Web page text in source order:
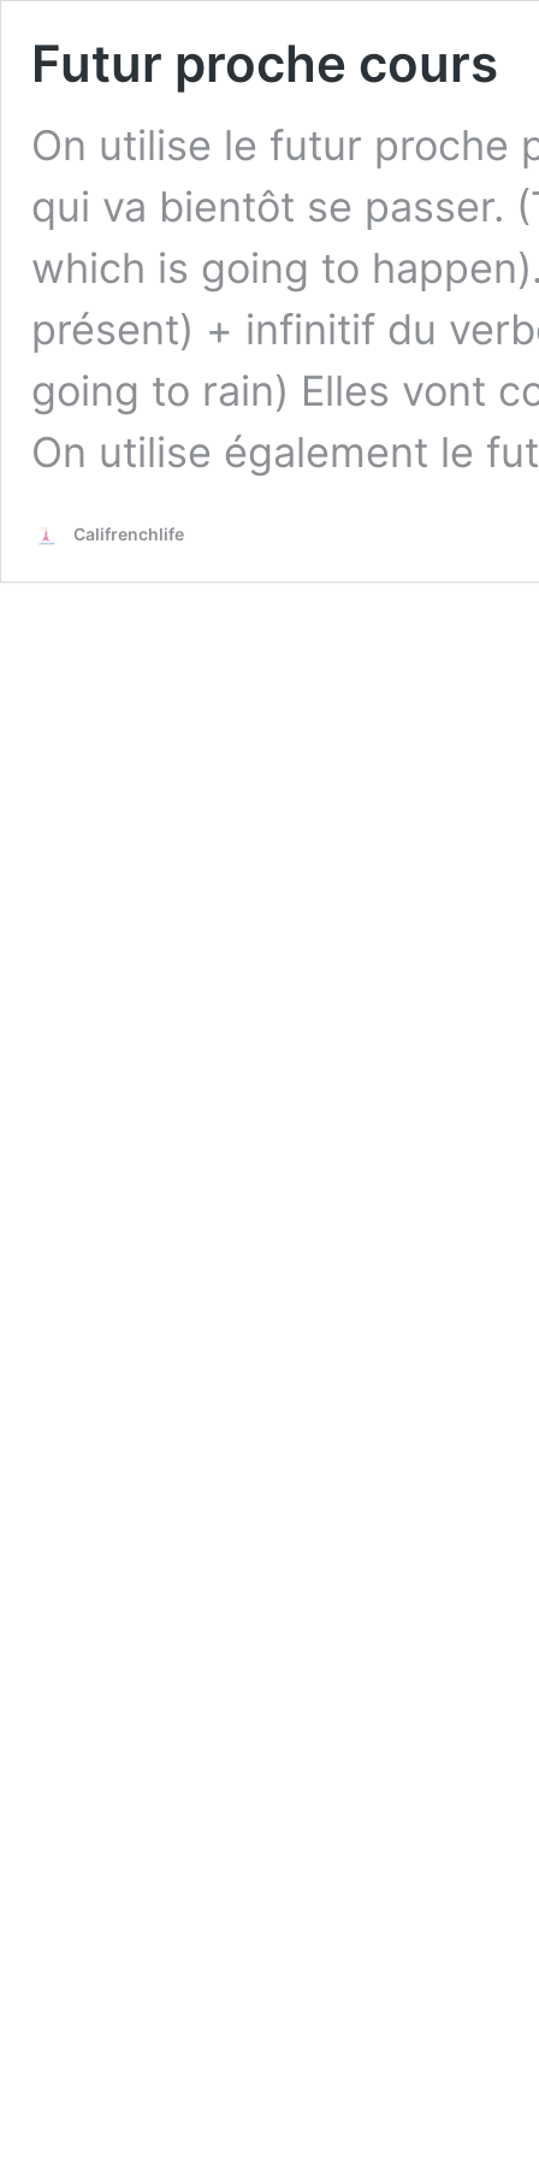
Futur proche cours
On utilise le futur proche
qui va bientôt se passer.
which is going to
présent) + infinitif du
going to rain) Elles vont
On utilise également le
Califrenchlife